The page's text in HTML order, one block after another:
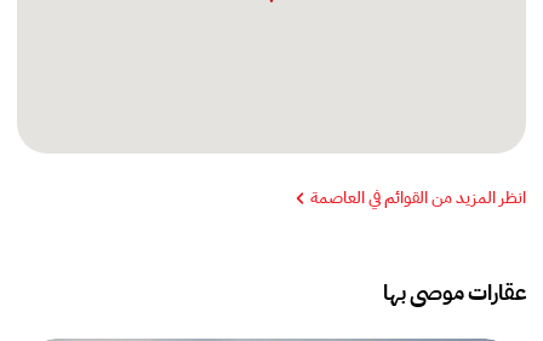
انظر المزيد من القوائم في العاصمة
عقارات موصى بها